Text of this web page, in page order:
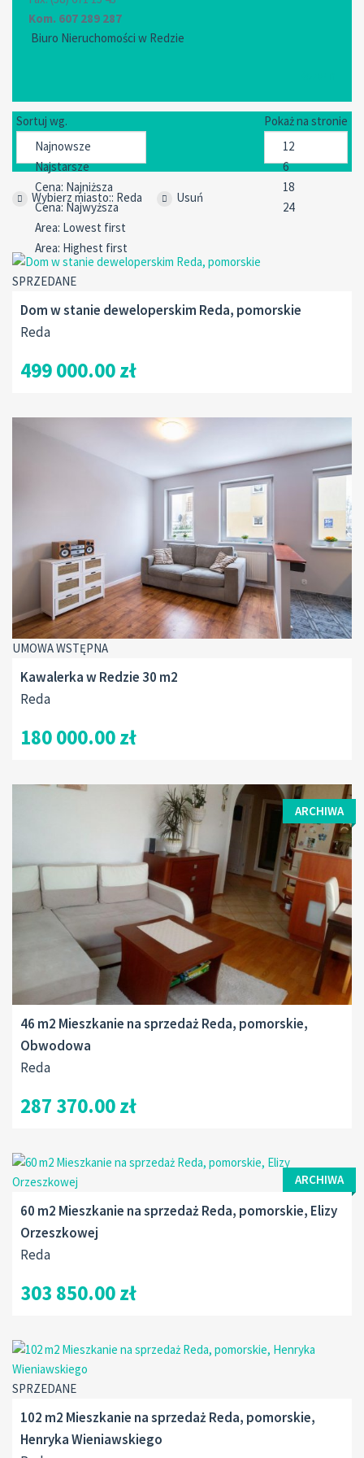
Kom. 607 289 287
Biuro Nieruchomości w Redzie
Sortuj wg. Pokaż na stronie
Wybierz miasto:: Reda Usuń
SPRZEDANE
Dom w stanie deweloperskim Reda, pomorskie
Reda
499 000.00 zł
UMOWA WSTĘPNA
Kawalerka w Redzie 30 m2
Reda
180 000.00 zł
ARCHIWA
46 m2 Mieszkanie na sprzedaż Reda, pomorskie,
Obwodowa
Reda
287 370.00 zł
ARCHIWA
60 m2 Mieszkanie na sprzedaż Reda, pomorskie, Elizy
Orzeszkowej
Reda
303 850.00 zł
SPRZEDANE
102 m2 Mieszkanie na sprzedaż Reda, pomorskie,
Henryka Wieniawskiego